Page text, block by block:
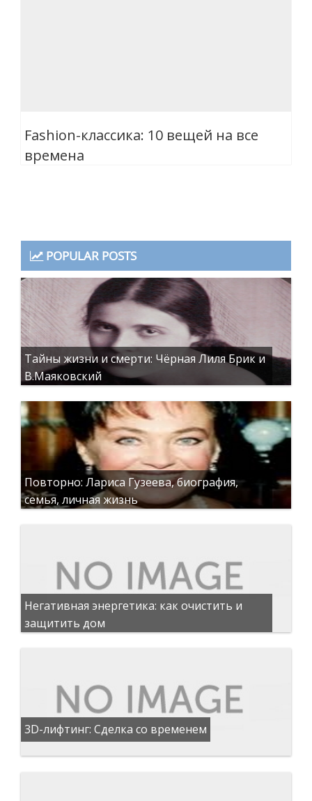
Fashion-классика: 10 вещей на все
времена
POPULAR POSTS
Тайны жизни и смерти: Чёрная Лиля Брик и
В.Маяковский
Повторно: Лариса Гузеева, биография,
семья, личная жизнь
Негативная энергетика: как очистить и
защитить дом
3D-лифтинг: Сделка со временем